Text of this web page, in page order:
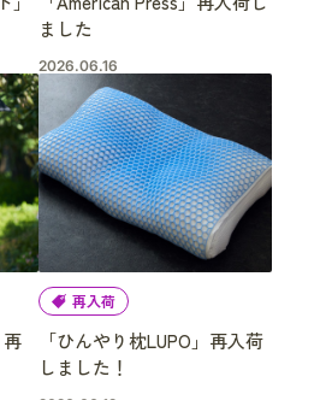
ました
2026.06.16
再
再入荷
「ひんやり枕LUPO」再入荷
しました！